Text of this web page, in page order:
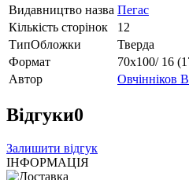
Видавництво назва Пегас
Кількість сторінок
12
ТипОбложки
Тверда
Формат
70х100/ 16
Автор
Овчінніков
Відгуки0
Залишити відгук
ІНФОРМАЦІЯ